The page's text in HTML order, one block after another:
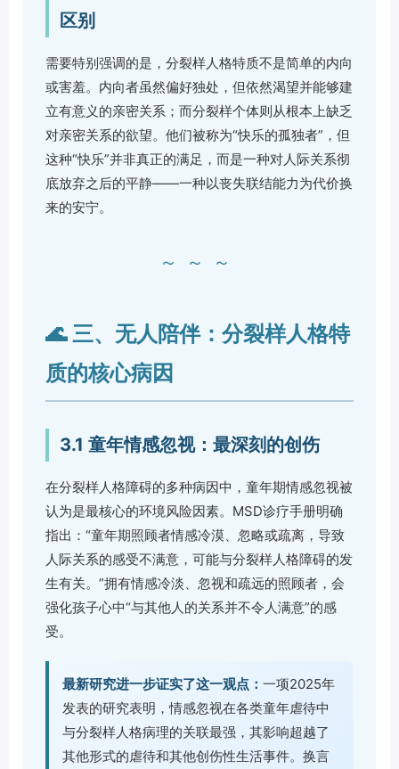
区别
需要特别强调的是，分裂样人格特质不是简单的内向
或害羞。内向者虽然偏好独处，但依然渴望并能够建
立有意义的亲密关系；而分裂样个体则从根本上缺乏
对亲密关系的欲望。他们被称为“快乐的孤独者”，但
这种“快乐”并非真正的满足，而是一种对人际关系彻
底放弃之后的平静——一种以丧失联结能力为代价换
来的安宁。
～～～
🌊 三、无人陪伴：分裂样人格特
质的核心病因
3.1 童年情感忽视：最深刻的创伤
在分裂样人格障碍的多种病因中，童年期情感忽视被
认为是最核心的环境风险因素。MSD诊疗手册明确
指出：“童年期照顾者情感冷漠、忽略或疏离，导致
人际关系的感受不满意，可能与分裂样人格障碍的发
生有关。”拥有情感冷淡、忽视和疏远的照顾者，会
强化孩子心中“与其他人的关系并不令人满意”的感
受。
最新研究进一步证实了这一观点： 一项2025年
发表的研究表明，情感忽视在各类童年虐待中
与分裂样人格病理的关联最强，其影响超越了
其他形式的虐待和其他创伤性生活事件。换言